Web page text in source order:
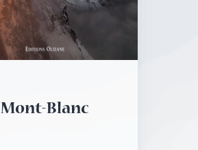
Mont-Blanc